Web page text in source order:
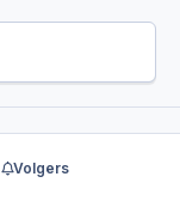
Volgers